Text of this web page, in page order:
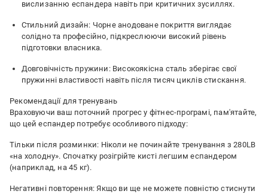
вислизанню еспандера навіть при критичних зусиллях.
Стильний дизайн: Чорне анодоване покриття виглядає
солідно та професійно, підкреслюючи високий рівень
підготовки власника.
Довговічність пружини: Високоякісна сталь зберігає свої
пружинні властивості навіть після тисяч циклів стискання.
Рекомендації для тренувань
Враховуючи ваш поточний прогрес у фітнес-програмі, пам'ятайте,
що цей еспандер потребує особливого підходу:
Тільки після розминки: Ніколи не починайте тренування з 280LB
«на холодну». Спочатку розігрійте кисті легшим еспандером
(наприклад, на 45 кг).
Негативні повторення: Якщо ви ще не можете повністю стиснути